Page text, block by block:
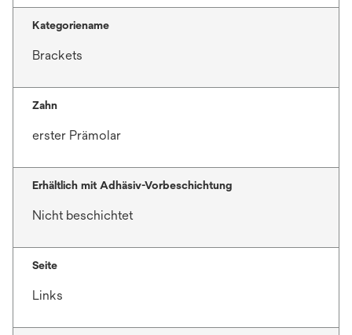
Kategoriename
Brackets
Zahn
erster Prämolar
Erhältlich mit Adhäsiv-Vorbeschichtung
Nicht beschichtet
Seite
Links